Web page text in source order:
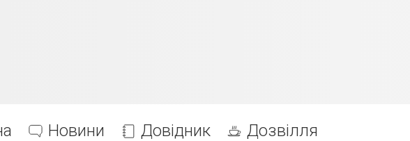
Новини Довідник Дозвілля